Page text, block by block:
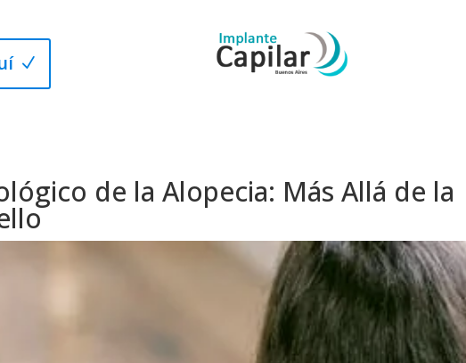
de la Alopecia: Más Allá de la